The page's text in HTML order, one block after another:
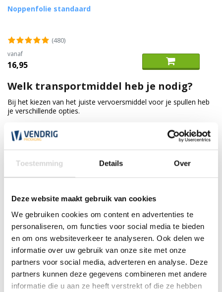
Toestemming Details Over
Deze website maakt gebruik van cookies
We gebruiken cookies om content en advertenties te
personaliseren, om functies voor social media te bieden
en om ons websiteverkeer te analyseren. Ook delen we
informatie over uw gebruik van onze site met onze
partners voor social media, adverteren en analyse. Deze
partners kunnen deze gegevens combineren met andere
informatie die u aan ze heeft verstrekt of die ze hebben
Noppenfolie standaard
(480)
vanaf
16,95
Welk transportmiddel heb je nodig?
Bij het kiezen van het juiste vervoersmiddel voor je spullen heb
je verschillende opties.
Optie 1: Aanhanger of boedelbak
verhuurbedrijven maar ook bij de meeste tankstations hebben
320 kg omdat de extra hoogte de aanhanger instabieler maakt.
beladen tot ongeveer 1000 kg.